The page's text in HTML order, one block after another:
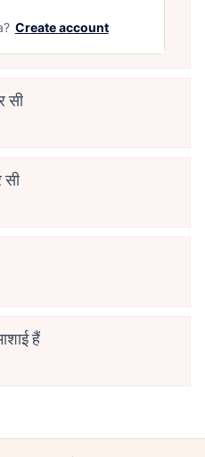
सी
सी
हैं
Create account